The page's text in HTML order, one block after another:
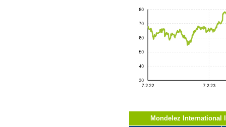
Mondelez International